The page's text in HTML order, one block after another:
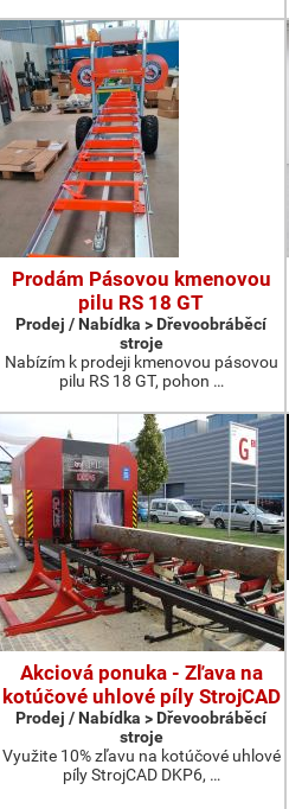
Prodám Pásovou kmenovou
pilu RS 18 GT
Prodej / Nabídka > Dřevoobráběcí
stroje
Nabízím k prodeji kmenovou pásovou
pilu RS 18 GT, pohon …
Akciová ponuka - Zľava na
kotúčové uhlové píly StrojCAD
Prodej / Nabídka > Dřevoobráběcí
stroje
Využite 10% zľavu na kotúčové uhlové
píly StrojCAD DKP6, …